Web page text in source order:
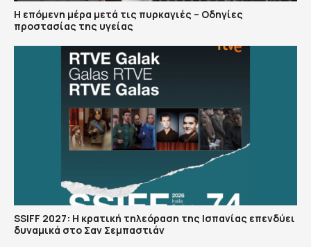
Η επόμενη μέρα μετά τις πυρκαγιές – Οδηγίες
προστασίας της υγείας
SSIFF 2027: Η κρατική τηλεόραση της Ισπανίας επενδύει
δυναμικά στο Σαν Σεμπαστιάν